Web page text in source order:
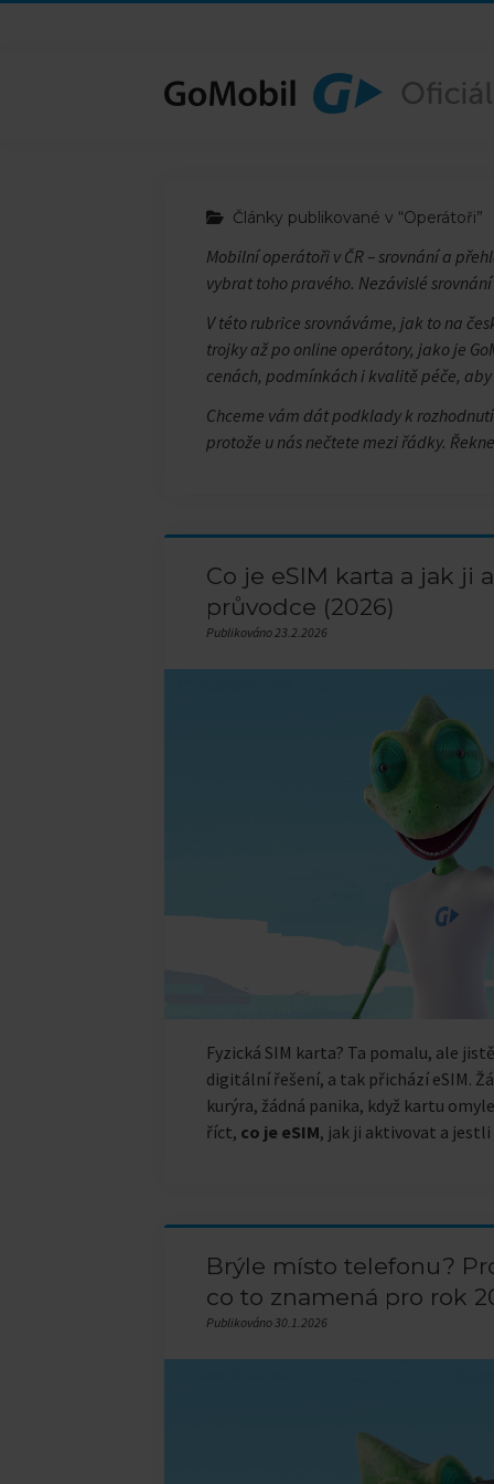
Články publikované v “Operátoři”
Mobilní operátoři v ČR – srovnání a
vybrat toho pravého. Nezávislé
V této rubrice srovnáváme, jak to na
trojky až po online operátory, jako je
cenách, podmínkách i kvalitě péče,
Chceme vám dát podklady k
protože u nás nečtete mezi řádky.
Co je eSIM karta a jak ji
průvodce (2026)
Publikováno 23.2.2026
Fyzická SIM karta? Ta pomalu, ale
digitální řešení, a tak přichází eSIM.
kurýra, žádná panika, když kartu
říct, co je eSIM, jak ji aktivovat a
Brýle místo telefonu?
co to znamená pro rok
Publikováno 30.1.2026